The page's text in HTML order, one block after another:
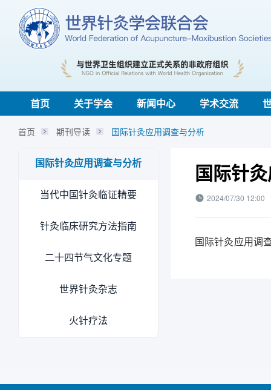
首页 关于学会 新闻中心 学术交流
首页 期刊导读 国际针灸应用调查与分析
国际针灸应用调查与分析
当代中国针灸临证精要
针灸临床研究方法指南
二十四节气文化专题
世界针灸杂志
火针疗法
国际针
2024/07/30 12:00
国际针灸应用调